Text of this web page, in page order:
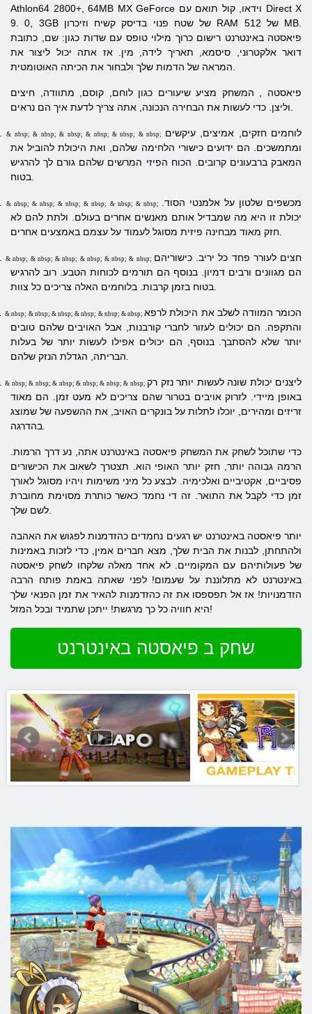
Athlon64 2800+, 64MB MX GeForce וידאו, קול תואם עם Direct X
9. 0, 3GB של שטח פנוי בדיסק קשיח וזיכרון RAM של 512 MB.
פיאסטהבאינטרנט רישום כרוך מילוי טופס עם שדות כגון: שם, כתובת
דואר אלקטרוני, סיסמא, תאריך לידה, מין. אז אתה יכול ליצור את
פיאסטה
, המשחק מציע שיעורים כגון לוחם, קוסם, מתוודה, חיצים
& nbsp; & nbsp; & nbsp; & nbsp; & nbsp; & nbsp;
לוחמים חזקים, אמיצים, עיקשים
ומתמשכים. הם ידועים כישורי הלחימה שלהם, ואת היכולת להוביל את
המאבק ברבעונים קרובים. הכוח הפיזי המרשים שלהם גורם לך להרגיש
& nbsp; & nbsp; & nbsp; & nbsp; & nbsp; & nbsp;
מכשפים שלטון על אלמנטי הסוד.
יכולת זו היא מה שמבדיל אותם מאנשים אחרים בעולם. ולתת להם לא
& nbsp; & nbsp; & nbsp; & nbsp; & nbsp; & nbsp; חצים לעורר פחד כל יריב. כישוריהם
הם מגוונים ורבים דמיון. בנוסף הם תורמים לכוחות הטבע. רוב להרגיש
& nbsp; & nbsp; & nbsp; & nbsp; & nbsp; & nbsp;הכומר המוודה לשלב את היכולת לרפא
והתקפה. הם יכולים לעזור לחברי קורבנות, אבל האויבים שלהם טובים
יותר שלא להסתבך. בנוסף, הם יכולים אפילו לעשות יותר של בעלות
& nbsp; & nbsp; & nbsp; & nbsp; & nbsp; & nbsp; ליצנים יכולת שונה לעשות יותר נזק רק
באופן מיידי. לזרוק אויבים בטרור שהם צריכים לא מעט זמן. הם מאוד
זריזים ומהירים, יוכלו לתלות על בונקרים האויב, את ההשפעה של שמוצג
כדי שתוכל לשחק את המשחק פיאסטה באינטרנטאתה, נע דרך הרמות.
הרמה גבוהה יותר, חזק יותר האופי הוא. תצטרך לשאוב את הכישורים
פסיביים, אקטיביים ואלכימיה. לבצע כל מיני משימות ויהיו מסוגל לאורך
זמן כדי לקבל את התואר. זה די נחמד כאשר כותרת מסוימת מחוברת
יותר פיאסטהבאינטרנט יש רגעים נחמדים כהזדמנות לפגוש את האהבה
ולהתחתן, לבנות את הבית שלך, מצא חברים אמין, כדי לזכות באמינות
של פעולותיהם עם המקומיים. לא אחד מאלה שלקחו לשחק פיאסטה
באינטרנט לא מתלוננת על שעמום! לפני שאתה באמת פותח הרבה
הזדמנויות! אז אל תפספסו את זה כהזדמנות להאיר את זמן הפנאי שלך
היא חוויה כל כך מרגשת! ייתכן שתמיד ובכל המזל!
שחק ב פיאסטה באינטרנט